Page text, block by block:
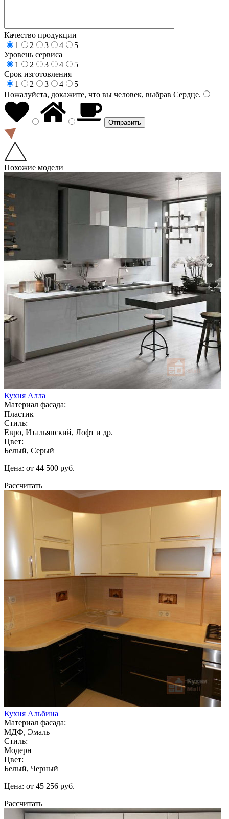
Качество продукции
1
2 3 4
5
Уровень сервиса
1
2 3 4
5
Срок изготовления
1
2 3 4
5
Пожалуйста, докажите, что вы человек, выбрав Сердце.
Похожие модели
Кухня Алла
Материал фасада:
Пластик
Стиль:
Евро, Итальянский, Лофт и др.
Цвет:
Белый, Серый
Цена: от 44 500 руб.
Рассчитать
Кухня Альбина
Материал фасада:
МДФ, Эмаль
Стиль:
Модерн
Цвет:
Белый, Черный
Цена: от 45 256 руб.
Рассчитать